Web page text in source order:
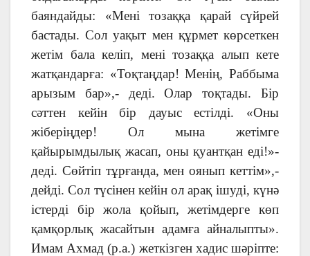
баяндайды: «Мені тозаққа қарай сүйрей
бастады. Сол уақыт мен құрмет көрсеткен
жетім бала келіп, мені тозаққа алып кете
жатқандарға: «Тоқтаңдар! Менің, Раббыма
арызым бар»,- деді. Олар тоқтады. Бір
сәттен кейін бір дауыс естілді. «Оны
жіберіңдер! Ол мына жетімге
қайырымдылық жасап, оны қуантқан еді!»-
деді. Сөйтіп тұрғанда, мен оянып кеттім»,-
дейді. Сол түсінен кейін ол арақ ішуді, күнә
істерді бір жола қойып, жетімдерге көп
қамқорлық жасайтын адамға айналыпты».
Имам Ахмад (р.а.) жеткізген хадис шәріпте: